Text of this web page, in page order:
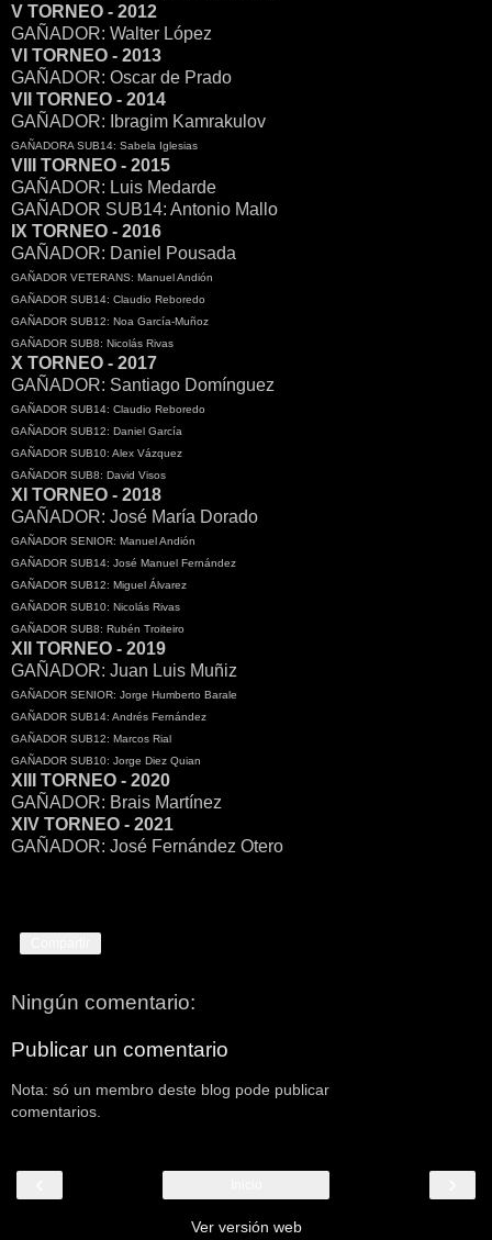
V TORNEO - 2012
GAÑADOR: Walter López
VI TORNEO - 2013
GAÑADOR: Oscar de Prado
VII TORNEO - 2014
GAÑADOR: Ibragim Kamrakulov
GAÑADORA SUB14: Sabela Iglesias
VIII TORNEO - 2015
GAÑADOR: Luis Medarde
GAÑADOR SUB14: Antonio Mallo
IX TORNEO - 2016
GAÑADOR: Daniel Pousada
GAÑADOR VETERANS: Manuel Andión
GAÑADOR SUB14: Claudio Reboredo
GAÑADOR SUB12: Noa García-Muñoz
GAÑADOR SUB8: Nicolás Rivas
X TORNEO - 2017
GAÑADOR: Santiago Domínguez
GAÑADOR SUB14: Claudio Reboredo
GAÑADOR SUB12: Daniel García
GAÑADOR SUB10: Alex Vázquez
GAÑADOR SUB8: David Visos
XI TORNEO - 2018
GAÑADOR: José María Dorado
GAÑADOR SENIOR: Manuel Andión
GAÑADOR SUB14: José Manuel Fernández
GAÑADOR SUB12: Miguel Álvarez
GAÑADOR SUB10: Nicolás Rivas
GAÑADOR SUB8: Rubén Troiteiro
XII TORNEO - 2019
GAÑADOR: Juan Luis Muñiz
GAÑADOR SENIOR: Jorge Humberto Barale
GAÑADOR SUB14: Andrés Fernández
GAÑADOR SUB12: Marcos Rial
GAÑADOR SUB10: Jorge Diez Quian
XIII TORNEO - 2020
GAÑADOR: Brais Martínez
XIV TORNEO - 2021
GAÑADOR: José Fernández Otero
Ningún comentario:
Publicar un comentario
Nota: só un membro deste blog pode publicar
comentarios.
Ver versión web